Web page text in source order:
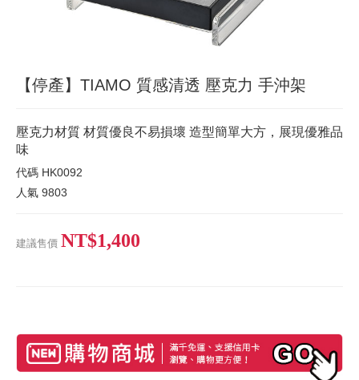
【停產】TIAMO 質感清透 壓克力 手沖架
壓克力材質 材質優良不易損壞 造型簡單大方，展現優雅品
味
代碼 HK0092
人氣 9803
建議售價 NT$1,400